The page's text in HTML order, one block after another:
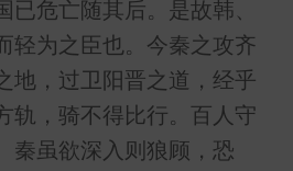
已危亡随其后。是故韩、
轻为之臣也。今秦之攻齐
地，过卫阳晋之道，经乎
轨，骑不得比行。百人守
秦虽欲深入则狼顾，恐